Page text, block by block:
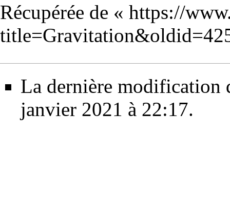
Récupérée de « https://
La dernière modification
janvier 2021 à 22:17.